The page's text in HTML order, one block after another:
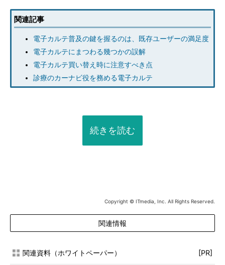
関連記事
電子カルテ普及の鍵を握るのは、既存ユーザーの満足度
電子カルテにまつわる幾つかの誤解
電子カルテ買い替え時に注意すべき点
診療のカーナビ役を務める電子カルテ
続きを読む
Copyright © ITmedia, Inc. All Rights Reserved.
関連情報
関連資料（ホワイトペーパー） [PR]